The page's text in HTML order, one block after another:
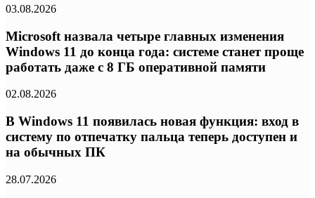
03.08.2026
Microsoft назвала четыре главных изменения
Windows 11 до конца года: системе станет проще
работать даже с 8 ГБ оперативной памяти
02.08.2026
В Windows 11 появилась новая функция: вход в
систему по отпечатку пальца теперь доступен и
на обычных ПК
28.07.2026